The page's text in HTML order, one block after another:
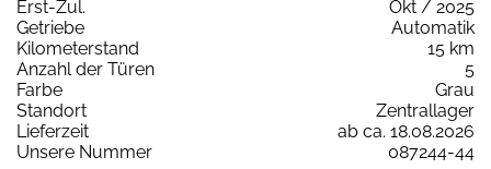
Erst-Zul.
Okt / 2025
Getriebe
Automatik
Kilometerstand
15 km
Anzahl der Türen
5
Farbe
Grau
Standort
Zentrallager
Lieferzeit
ab ca. 18.08.2026
Unsere Nummer
087244-44